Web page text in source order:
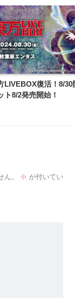
LIVEBOX復活！8/30
ト8/2発売開始！
。 ※ が付いてい